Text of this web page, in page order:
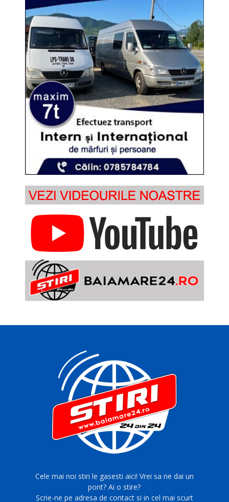
Cele mai noi stiri le gasesti aici! Vrei sa ne dai un
pont? Ai o stire?
Scrie-ne pe adresa de contact si in cel mai scurt